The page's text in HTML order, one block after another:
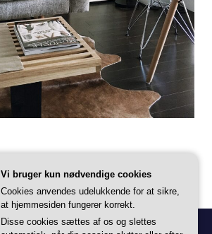
Vi bruger kun nødvendige cookies
Cookies anvendes udelukkende for at sikre,
at hjemmesiden fungerer korrekt.
Disse cookies sættes af os og slettes